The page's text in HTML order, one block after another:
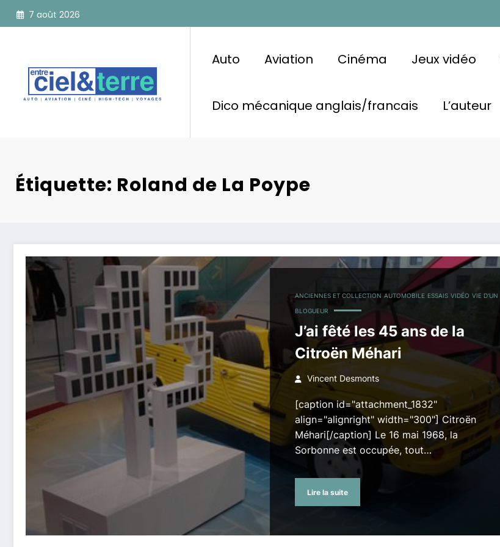
Aller
7 août 2026
Auto Aviation Cinéma Jeux vidéo
Dico mécanique anglais/francais L’auteur
Étiquette: Roland de La Poype
ANCIENNES ET COLLECTION AUTOMOBILE ESSAIS VIDÉO VIE D'UN
BLOGUEUR
J’ai fêté les 45 ans de la
Citroën Méhari
Vincent Desmonts
[caption id="attachment_1832"
align="alignright" width="300"] Citroën
Méhari[/caption] Le 16 mai 1968, la
Sorbonne est occupée, tout…
Lire la suite